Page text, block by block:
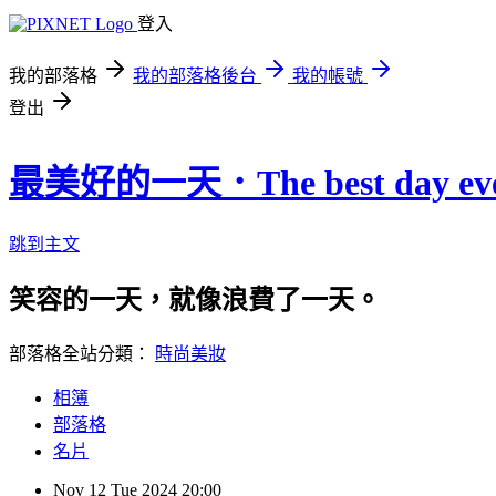
登入
我的部落格 我的部落格後台
我的帳號
登出
最美好的一天．The best day
跳到主文
笑容的一天，就像浪費了一天。
部落格全站分類： 時尚美妝
相簿
部落格
名片
Nov 12 Tue 2024 20:00